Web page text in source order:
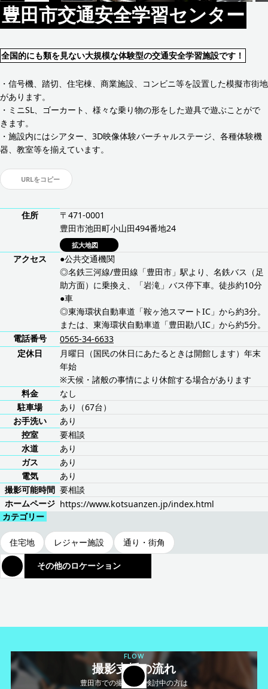
豊田市交通安全学習センター
全国的にも類を見ない大規模な体験型の交通安全学習施設です！
・信号機、踏切、住宅棟、商業施設、コンビニ等を設置した模擬市街地
があります。
・ミニSL、ゴーカート、様々な乗り物の形をした遊具で遊ぶことがで
きます。
・施設内にはシアター、3D映像体験バーチャルステージ、各種体験機
器、教室等を揃えています。
URLをコピー
住所
〒471-0001
豊田市池田町小山田494番地24
拡大地図
アクセス
●公共交通機関
◎名鉄三河線/豊田線「豊田市」駅より、名鉄バス（足
助方面）に乗換え、「岩滝」バス停下車。徒歩約10分
●車
◎東海環状自動車道「鞍ヶ池スマートIC」から約3分。
または、東海環状自動車道「豊田勘八IC」から約5分。
電話番号
0565-34-6633
定休日
月曜日（国民の休日にあたるときは開館します）年末
年始
※天候・諸般の事情により休館する場合があります
料金
なし
駐車場
あり（67台）
お手洗い
あり
控室
要相談
水道
あり
ガス
あり
電気
あり
撮影可能時間 要相談
ホームページ https://www.kotsuanzen.jp/index.html
カテゴリー
住宅地 レジャー施設 通り・街角
その他のロケーション
FLOW
撮影支援の流れ
豊田市での撮影をご検討中の方は